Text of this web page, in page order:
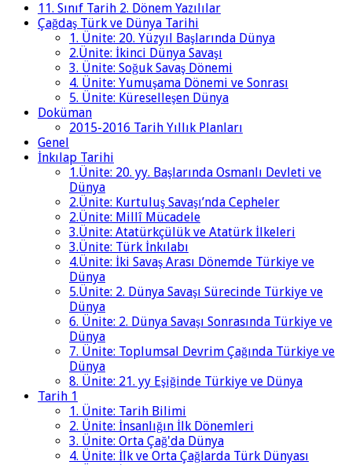
11. Sınıf Tarih 2. Dönem Yazılılar
Çağdaş Türk ve Dünya Tarihi
1. Ünite: 20. Yüzyıl Başlarında Dünya
2.Ünite: İkinci Dünya Savaşı
3. Ünite: Soğuk Savaş Dönemi
4. Ünite: Yumuşama Dönemi ve Sonrası
5. Ünite: Küreselleşen Dünya
Doküman
2015-2016 Tarih Yıllık Planları
Genel
İnkılap Tarihi
1.Ünite: 20. yy. Başlarında Osmanlı Devleti ve
Dünya
2.Ünite: Kurtuluş Savaşı’nda Cepheler
2.Ünite: Millî Mücadele
3.Ünite: Atatürkçülük ve Atatürk İlkeleri
3.Ünite: Türk İnkılabı
4.Ünite: İki Savaş Arası Dönemde Türkiye ve
Dünya
5.Ünite: 2. Dünya Savaşı Sürecinde Türkiye ve
Dünya
6. Ünite: 2. Dünya Savaşı Sonrasında Türkiye ve
Dünya
7. Ünite: Toplumsal Devrim Çağında Türkiye ve
Dünya
8. Ünite: 21. yy Eşiğinde Türkiye ve Dünya
Tarih 1
1. Ünite: Tarih Bilimi
2. Ünite: İnsanlığın İlk Dönemleri
3. Ünite: Orta Çağ'da Dünya
4. Ünite: İlk ve Orta Çağlarda Türk Dünyası